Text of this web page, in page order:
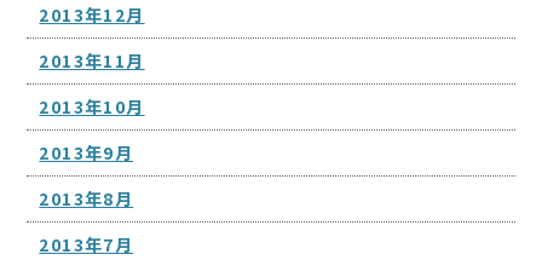
2013年12月
2013年11月
2013年10月
2013年9月
2013年8月
2013年7月